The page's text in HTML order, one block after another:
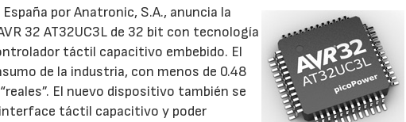
por Anatronic, S.A., anuncia la
32 AT32UC3L de 32 bit con tecnología
táctil capacitivo embebido. El
de la industria, con menos de 0.48
El nuevo dispositivo también se
táctil capacitivo y poder